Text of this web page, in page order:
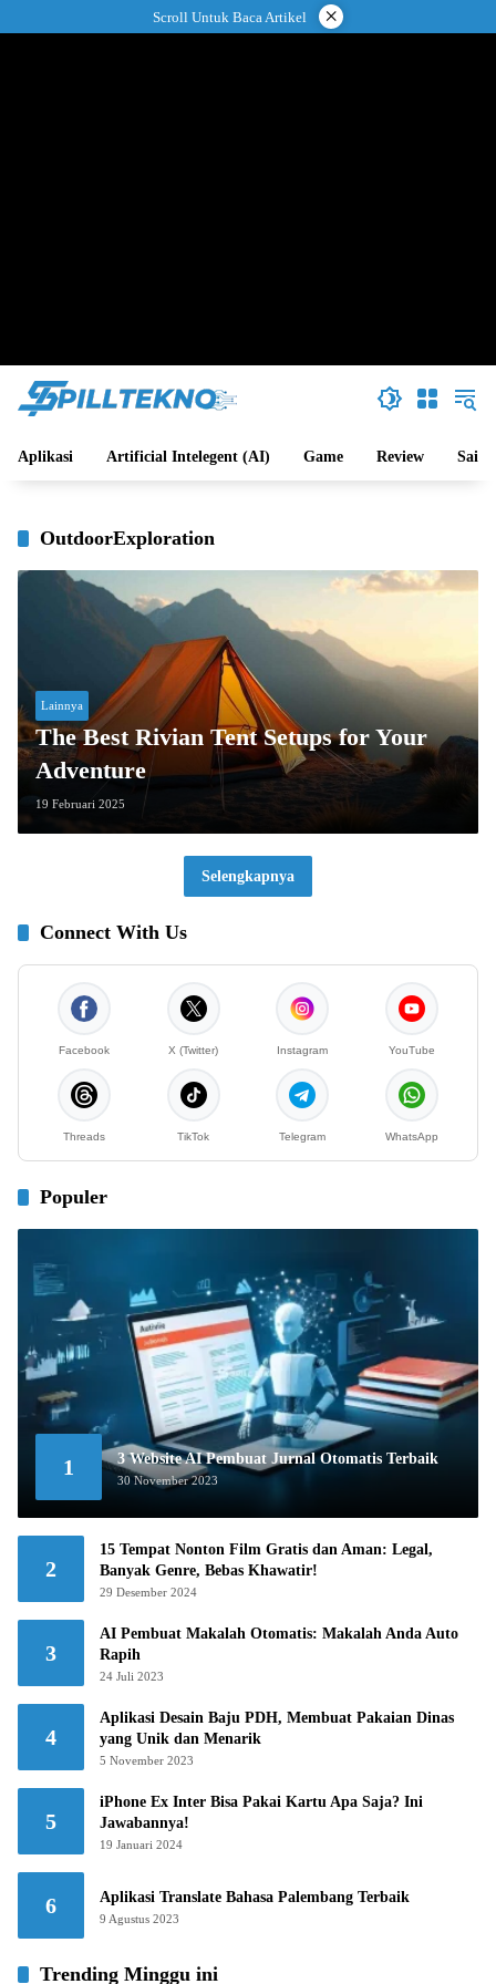
ke
Scroll Untuk Baca Artikel ×
Aplikasi Artificial Intelegent (AI) Game Review Sains
OutdoorExploration
Lainnya
The Best Rivian Tent Setups for Your
Adventure
19 Februari 2025
Selengkapnya
Connect With Us
Facebook X (Twitter) Instagram YouTube
Threads TikTok Telegram WhatsApp
Populer
1 3 Website AI Pembuat Jurnal Otomatis Terbaik
30 November 2023
2
15 Tempat Nonton Film Gratis dan Aman: Legal,
Banyak Genre, Bebas Khawatir!
29 Desember 2024
3
AI Pembuat Makalah Otomatis: Makalah Anda Auto
Rapih
24 Juli 2023
4
Aplikasi Desain Baju PDH, Membuat Pakaian Dinas
yang Unik dan Menarik
5 November 2023
5
iPhone Ex Inter Bisa Pakai Kartu Apa Saja? Ini
Jawabannya!
19 Januari 2024
6 Aplikasi Translate Bahasa Palembang Terbaik
9 Agustus 2023
Trending Minggu ini